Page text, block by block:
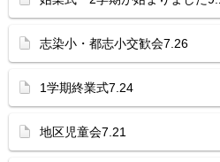
志染小・都志小交歓会7.26
1学期終業式7.24
地区児童会7.21